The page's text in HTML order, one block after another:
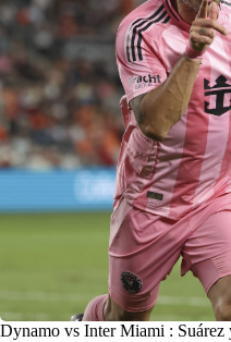
Dynamo vs Inter Miami :